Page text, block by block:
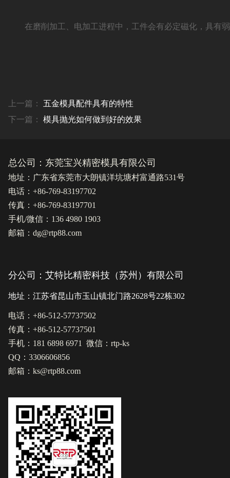
在磨削加工、电加工进程中，工件会有必定磁化，具有弱
上一篇： 五金模具配件具有的特性
下一篇： 模具抛光如何做到好的效果
总公司：东莞宝兴精密模具有限公司
地址：广东省东莞市大朗镇洋坑塘村富通路531号
电话：+86-769-83197702
传真：+86-769-83197701
手机/微信：136 4980 1903
邮箱：dg@rtp88.com
分公司：艾特比精密科技（苏州）有限公司
地址：江苏省昆山市玉山镇北门路2628号22栋302
电话：+86-512-57737502
传真：+86-512-57737501
手机：181 6898 6971 微信：rtp-ks
QQ：3306606856
邮箱：ks@rtp88.com